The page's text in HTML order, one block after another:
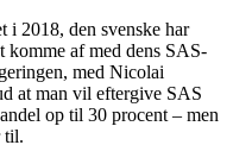
i 2018, den svenske har
komme af med dens SAS-
med Nicolai
at man vil eftergive SAS
op til 30 procent – men
til.